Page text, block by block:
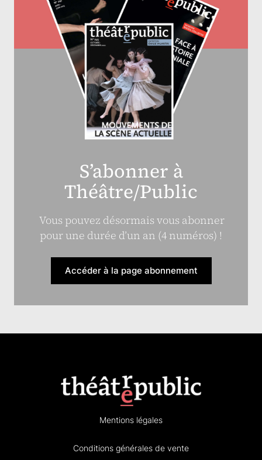
S’abonner à
Théâtre/Public
Vous pouvez désormais vous abonner
pour une durée d’un an (4 numéros) !
Accéder à la page abonnement
Mentions légales
Conditions générales de vente